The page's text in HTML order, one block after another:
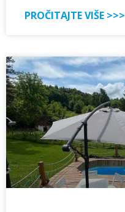
PROČITAJTE VIŠE >>>